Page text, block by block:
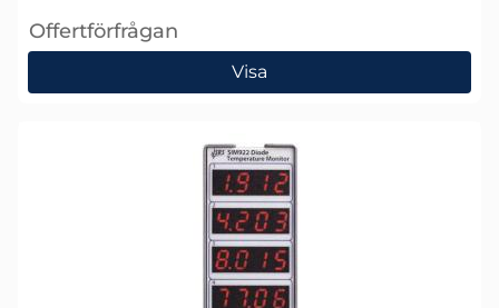
Offertförfrågan
, SRS SIM921 AC-resistansbrygga
Visa